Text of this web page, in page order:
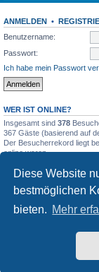
Diese Website
bestmöglichen
bieten. Mehr
ANMELDEN •
Benutzername:
Passwort:
Ich habe mein Passwort
WER IST ONLINE?
Insgesamt sind 378
367 Gäste (basierend auf
Der Besucherrekord liegt
online waren.
STATISTIK
Beiträge insgesamt207838
Unser neuestes Mitglied: